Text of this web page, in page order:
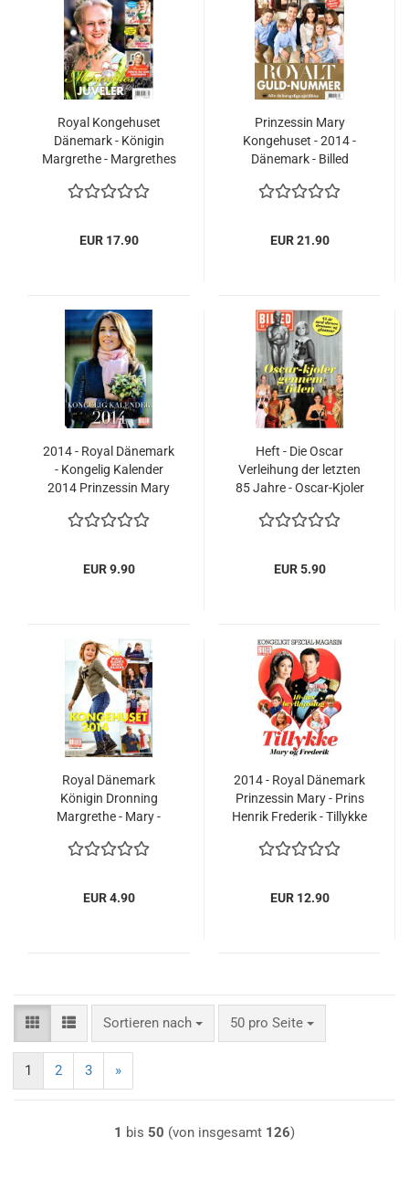
Royal Kongehuset
Dänemark - Königin
Margrethe - Margrethes
Mary Prinz Frederik
EUR 17.90
Prinzessin Mary
Kongehuset - 2014 -
Dänemark - Billed
EUR 21.90
2014 - Royal Dänemark
- Kongelig Kalender
2014 Prinzessin Mary
Frederik
EUR 9.90
Heft - Die Oscar
Verleihung der letzten
85 Jahre - Oscar-Kjoler
Mode Dresses in 85
EUR 5.90
Royal Dänemark
Königin Dronning
Margrethe - Mary -
2014
EUR 4.90
2014 - Royal Dänemark
Prinzessin Mary - Prins
Henrik Frederik - Tillykke
års bryllupsdag
EUR 12.90
Sortieren nach
Sortieren nach 50 pro Seite
pro Seite
1 2 3 »
1 bis 50 (von insgesamt 126)